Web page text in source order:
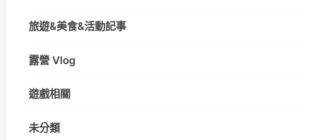
旅遊&美食&活動記事
露營 Vlog
遊戲相關
未分類